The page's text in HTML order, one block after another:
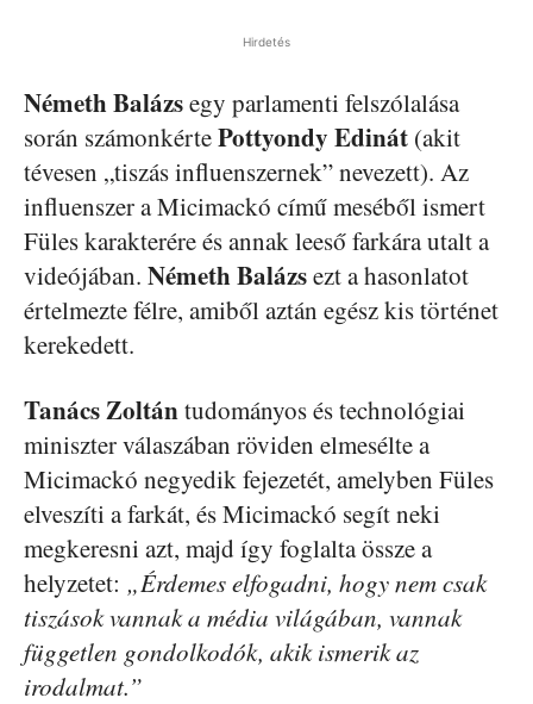
Hirdetés
NémethBalázsegy parlamenti felszólalása
során számonkértePottyondy Edinát (akit
tévesen „tiszás influenszernek” nevezett). Az
influenszer a Micimackó című meséből ismert
Füles karakterére és annak leeső farkára utalt a
videójában. NémethBalázsezt a hasonlatot
értelmezte félre, amiből aztán egész kis történet
kerekedett.
TanácsZoltántudományos és technológiai
miniszter válaszában röviden elmesélte a
Micimackó negyedik fejezetét, amelyben Füles
elveszíti a farkát, és Micimackó segít neki
megkeresni azt, majd így foglalta össze a
helyzetet: „Érdemes elfogadni, hogy nem csak
tiszások vannak a média világában, vannak
független gondolkodók, akik ismerik az
irodalmat.”